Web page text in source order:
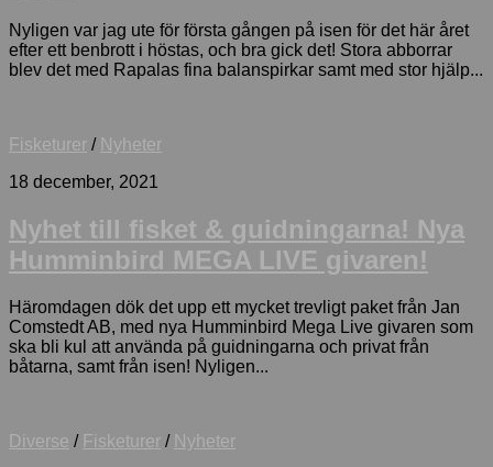
Nyligen var jag ute för första gången på isen för det här året
efter ett benbrott i höstas, och bra gick det! Stora abborrar
blev det med Rapalas fina balanspirkar samt med stor hjälp...
Fisketurer / Nyheter
18 december, 2021
Nyhet till fisket & guidningarna! Nya
Humminbird MEGA LIVE givaren!
Häromdagen dök det upp ett mycket trevligt paket från Jan
Comstedt AB, med nya Humminbird Mega Live givaren som
ska bli kul att använda på guidningarna och privat från
båtarna, samt från isen! Nyligen...
Diverse / Fisketurer / Nyheter